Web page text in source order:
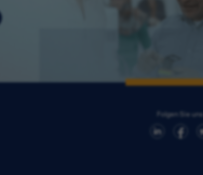
Folgen Sie uns